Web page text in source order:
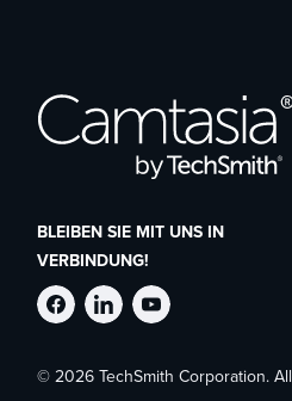
BLEIBEN SIE MIT UNS IN
VERBINDUNG!
TechSmith
auf
TechSmith
aufauf
© 2026 TechSmith Corporation.